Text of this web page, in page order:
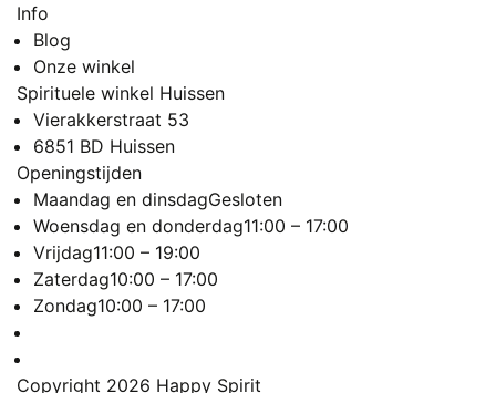
Info
Blog
Onze winkel
Spirituele winkel Huissen
Vierakkerstraat 53
6851 BD Huissen
Openingstijden
Maandag en dinsdagGesloten
Woensdag en donderdag11:00 – 17:00
Vrijdag11:00 – 19:00
Zaterdag10:00 – 17:00
Zondag10:00 – 17:00
Copyright 2026 Happy Spirit